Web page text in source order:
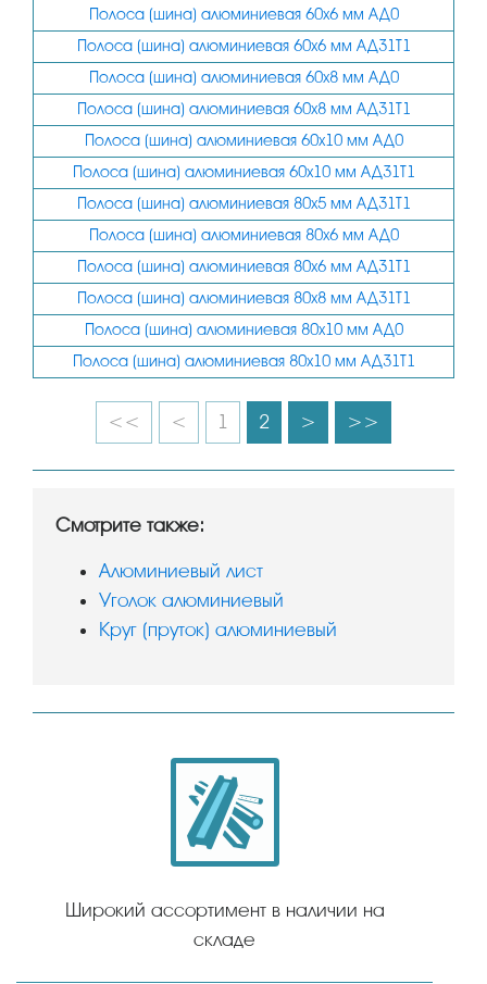
Полоса (шина) алюминиевая 60х6 мм АД0
Полоса (шина) алюминиевая 60х6 мм АД31Т1
Полоса (шина) алюминиевая 60х8 мм АД0
Полоса (шина) алюминиевая 60х8 мм АД31Т1
Полоса (шина) алюминиевая 60х10 мм АД0
Полоса (шина) алюминиевая 60х10 мм АД31Т1
Полоса (шина) алюминиевая 80х5 мм АД31Т1
Полоса (шина) алюминиевая 80х6 мм АД0
Полоса (шина) алюминиевая 80х6 мм АД31Т1
Полоса (шина) алюминиевая 80х8 мм АД31Т1
Полоса (шина) алюминиевая 80х10 мм АД0
Полоса (шина) алюминиевая 80х10 мм АД31Т1
<< < 1 2 > >>
Смотрите также:
Алюминиевый лист
Уголок алюминиевый
Круг (пруток) алюминиевый
Широкий ассортимент в наличии на
складе